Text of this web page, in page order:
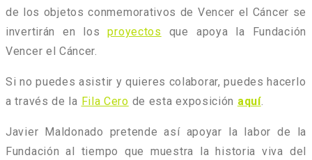
de los objetos conmemorativos de Vencer el Cáncer se
invertirán en losproyectos que apoya la Fundación
Vencer el Cáncer.
Si no puedes asistir y quieres colaborar, puedes hacerlo
a través de la Fila Cero de esta exposición aquí.
Javier Maldonado pretende así apoyar la labor de la
Fundación al tiempo que muestra la historia viva del